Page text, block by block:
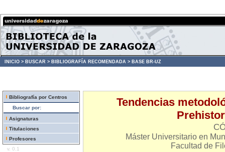
INICIO > BUSCAR > BIBLIOGRAFÍA RECOMENDADA > BASE BR-UZ
Bibliografía por Centros
Buscar por:
Asignaturas
Titulaciones
Profesores
v. 0.1
Tendencias
Máster Universitario en
Facultad de